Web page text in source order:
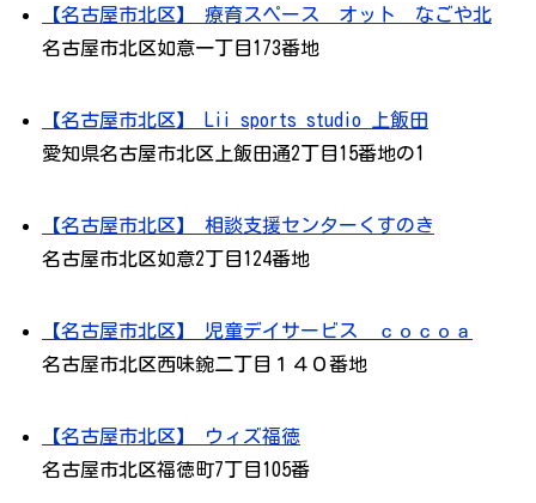
【名古屋市北区】 療育スペース オット なごや北
名古屋市北区如意一丁目173番地
【名古屋市北区】 Lii sports studio 上飯田
愛知県名古屋市北区上飯田通2丁目15番地の1
【名古屋市北区】 相談支援センターくすのき
名古屋市北区如意2丁目124番地
【名古屋市北区】 児童デイサービス ｃｏｃｏａ
名古屋市北区西味鋺二丁目１４０番地
【名古屋市北区】 ウィズ福徳
名古屋市北区福徳町7丁目105番